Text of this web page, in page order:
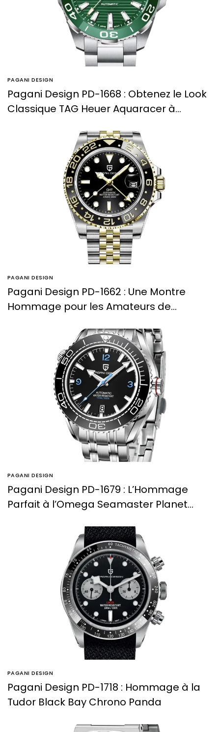
PAGANI DESIGN
Pagani Design PD-1668 : Obtenez le Look
Classique TAG Heuer Aquaracer à
PAGANI DESIGN
Pagani Design PD-1662 : Une Montre
Hommage pour les Amateurs de
PAGANI DESIGN
Pagani Design PD-1679 : L’Hommage
Parfait à l’Omega Seamaster Planet
PAGANI DESIGN
Pagani Design PD-1718 : Hommage à la
Tudor Black Bay Chrono Panda